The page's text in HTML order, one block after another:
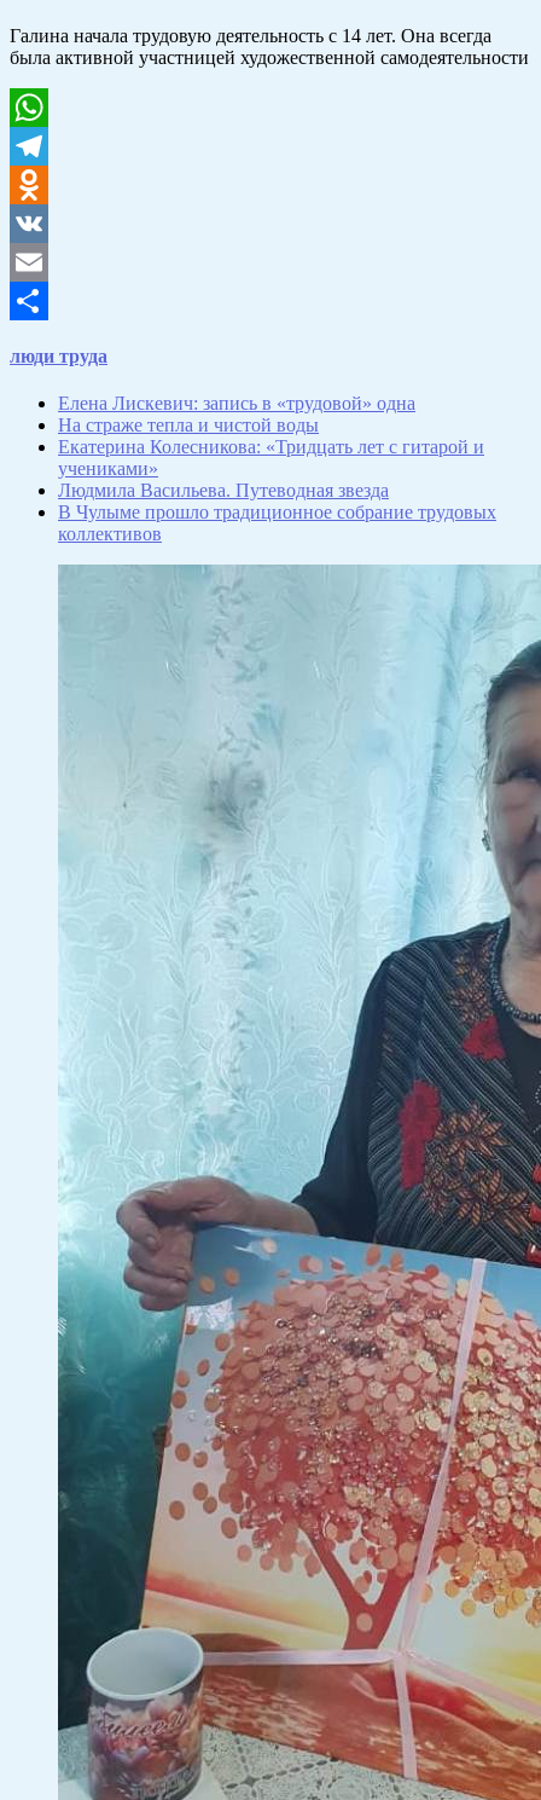
Галина начала трудовую деятельность с 14 лет. Она всегда
была активной участницей художественной самодеятельности
WhatsApp
Telegram
Odnoklassniki
VK
Email
люди труда
Елена Лискевич: запись в «трудовой» одна
На страже тепла и чистой воды
Екатерина Колесникова: «Тридцать лет с гитарой и
учениками»
Людмила Васильева. Путеводная звезда
В Чулыме прошло традиционное собрание трудовых
коллективов